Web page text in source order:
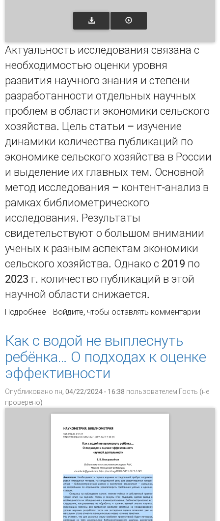
Актуальность исследования связана с
необходимостью оценки уровня
развития научного знания и степени
разработанности отдельных научных
проблем в области экономики сельского
хозяйства. Цель статьи – изучение
динамики количества публикаций по
экономике сельского хозяйства в России
и выделение их главных тем. Основной
метод исследования – контент-анализ в
рамках библиометрического
исследования. Результаты
свидетельствуют о большом внимании
ученых к разным аспектам экономики
сельского хозяйства. Однако с 2019 по
2023 г. количество публикаций в этой
научной области снижается.
Подробнее о Научные публикации в области экономики
анализ тематики
Войдите, чтобы оставлять комментарии
Как с водой не выплеснуть
ребёнка… О подходах к оценке
эффективности
Опубликовано пн, 04/22/2024 - 16:38 пользователем Гость (не
проверено)